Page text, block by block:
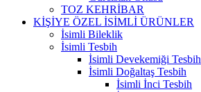
TOZ KEHRİBAR
KİŞİYE ÖZEL İSİMLİ ÜRÜNLER
İsimli Bileklik
İsimli Tesbih
İsimli Devekemiği Tesbih
İsimli Doğaltaş Tesbih
İsimli İnci Tesbih